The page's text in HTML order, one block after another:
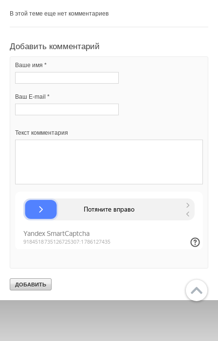
В этой теме еще нет комментариев
Добавить комментарий
Ваше имя *
Ваш E-mail *
Текст комментария